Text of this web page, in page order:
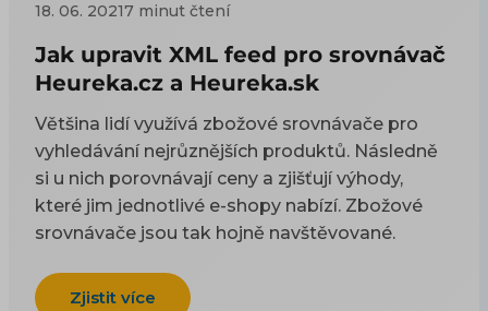
18. 06. 20217 minut čtení
Jak upravit XML feed pro srovnávač
Heureka.cz a Heureka.sk
Většina lidí využívá zbožové srovnávače pro
vyhledávání nejrůznějších produktů. Následně
si u nich porovnávají ceny a zjišťují výhody,
které jim jednotlivé e-shopy nabízí. Zbožové
srovnávače jsou tak hojně navštěvované.
Zjistit více